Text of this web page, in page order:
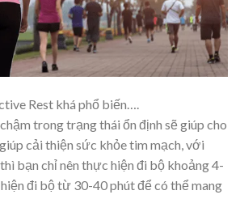
Rest khá phổ biến….
trong trạng thái ổn định sẽ giúp cho
cải thiện sức khỏe tim mạch, với
bạn chỉ nên thực hiện đi bộ khoảng 4-
đi bộ từ 30-40 phút để có thể mang